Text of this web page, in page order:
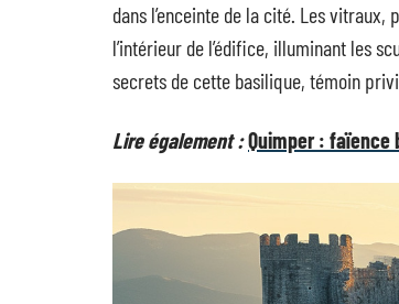
dans l’enceinte de la cité. Les
l’intérieur de l’édifice, illuminant les
secrets de cette basilique, témoin
Lire également :Quimper :